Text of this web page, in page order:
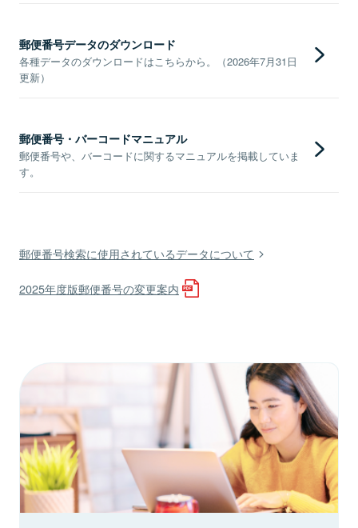
郵便番号データのダウンロード
各種データのダウンロードはこちらから。（2026年7月31日
更新）
郵便番号・バーコードマニュアル
郵便番号や、バーコードに関するマニュアルを掲載していま
す。
郵便番号検索に使用されているデータについて
2025年度版郵便番号の変更案内